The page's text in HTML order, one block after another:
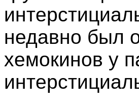
недавно был
хемокинов у